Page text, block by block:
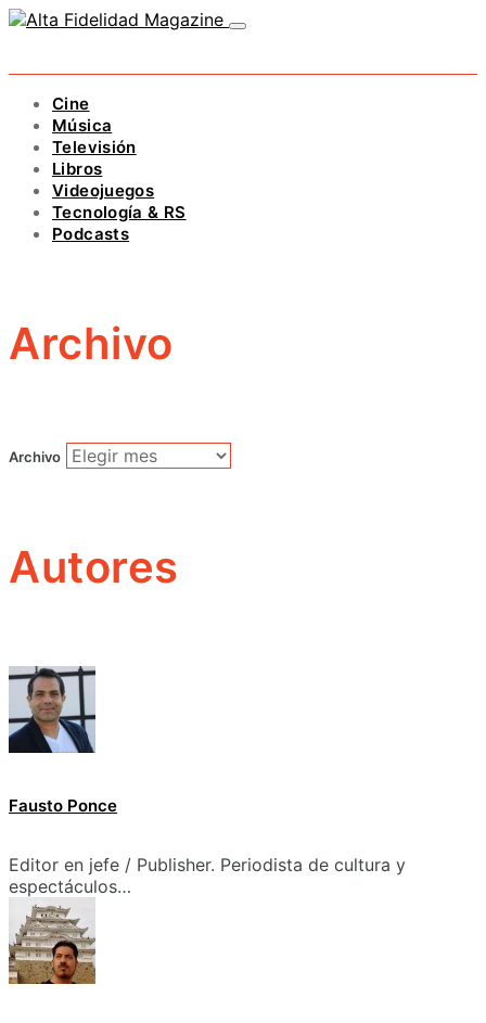
Cine
Música
Televisión
Libros
Videojuegos
Tecnología & RS
Podcasts
Archivo
Archivo
Autores
Fausto Ponce
Editor en jefe / Publisher. Periodista de cultura y
espectáculos…